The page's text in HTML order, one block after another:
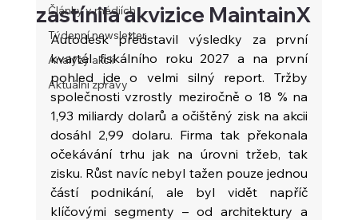
Články v médiích
Týdenní newsletter
Analýzy akcií
Aktuální zprávy
zastínila akvizice MaintainX
Autodesk představil výsledky za první
kvartál fiskálního roku 2027 a na první
pohled jde o velmi silný report. Tržby
společnosti vzrostly meziročně o 18 % na
1,93 miliardy dolarů a očištěný zisk na akcii
dosáhl 2,99 dolaru. Firma tak překonala
očekávání trhu jak na úrovni tržeb, tak
zisku. Růst navíc nebyl tažen pouze jednou
částí podnikání, ale byl vidět napříč
klíčovými segmenty – od architektury a